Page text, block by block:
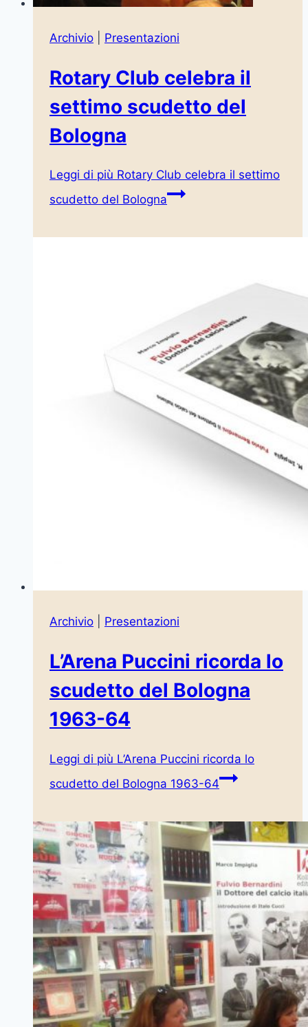
Archivio Presentazioni
Rotary Club celebra il
settimo scudetto del
Bologna
Leggi di più Rotary Club celebra il settimo
scudetto del Bologna
Archivio Presentazioni
L’Arena Puccini ricorda lo
scudetto del Bologna
1963-64
Leggi di più L’Arena Puccini ricorda lo
scudetto del Bologna 1963-64